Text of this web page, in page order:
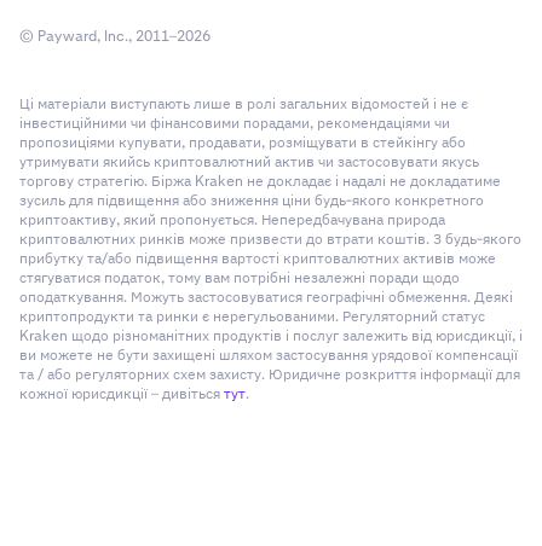
© Payward, Inc., 2011–2026
Ці матеріали виступають лише в ролі загальних відомостей і не є
інвестиційними чи фінансовими порадами, рекомендаціями чи
пропозиціями купувати, продавати, розміщувати в стейкінгу або
утримувати якийсь криптовалютний актив чи застосовувати якусь
торгову стратегію. Біржа Kraken не докладає і надалі не докладатиме
зусиль для підвищення або зниження ціни будь-якого конкретного
криптоактиву, який пропонується. Непередбачувана природа
криптовалютних ринків може призвести до втрати коштів. З будь-якого
прибутку та/або підвищення вартості криптовалютних активів може
стягуватися податок, тому вам потрібні незалежні поради щодо
оподаткування. Можуть застосовуватися географічні обмеження. Деякі
криптопродукти та ринки є нерегульованими. Регуляторний статус
Kraken щодо різноманітних продуктів і послуг залежить від юрисдикції, і
ви можете не бути захищені шляхом застосування урядової компенсації
та / або регуляторних схем захисту. Юридичне розкриття інформації для
кожної юрисдикції – дивітьсятут.